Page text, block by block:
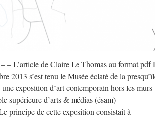
– L’article de Claire Le Thomas au format pdf
2013 s’est tenu le Musée éclaté de la
exposition d’art contemporain hors les murs
supérieure d’arts & médias (ésam)
principe de cette exposition consistait à